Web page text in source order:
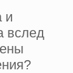
и
вслед